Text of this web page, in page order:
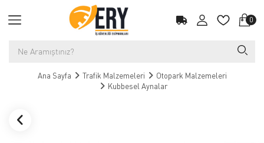
0
Ana Sayfa Trafik Malzemeleri
Otopark Malzemeleri
Kubbesel Aynalar